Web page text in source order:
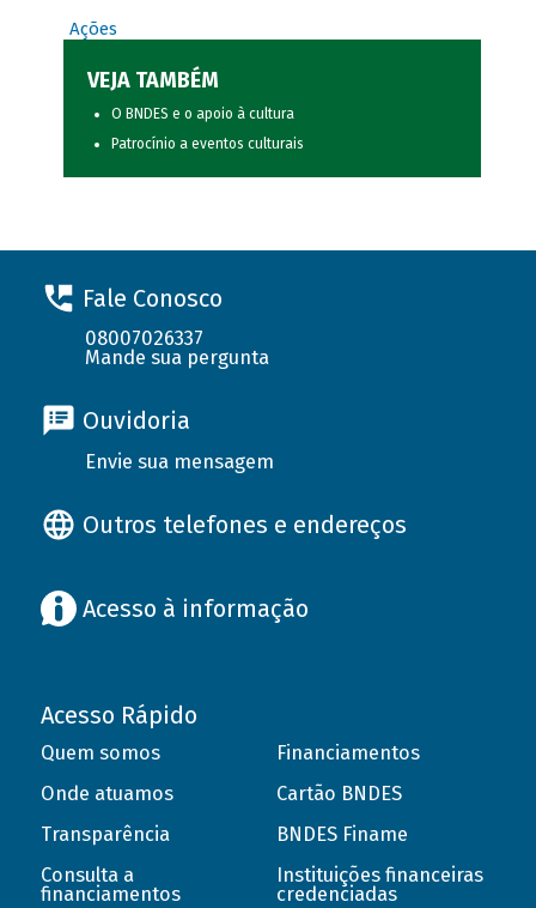
Ações
VEJA TAMBÉM
O BNDES e o apoio à cultura
Patrocínio a eventos culturais
Fale Conosco
08007026337
Mande sua pergunta
Ouvidoria
Envie sua mensagem
Outros telefones e endereços
Acesso à informação
Acesso Rápido
Quem somos
Onde atuamos
Transparência
Consulta a
financiamentos
Financiamentos
Cartão BNDES
BNDES Finame
Instituições financeiras
credenciadas